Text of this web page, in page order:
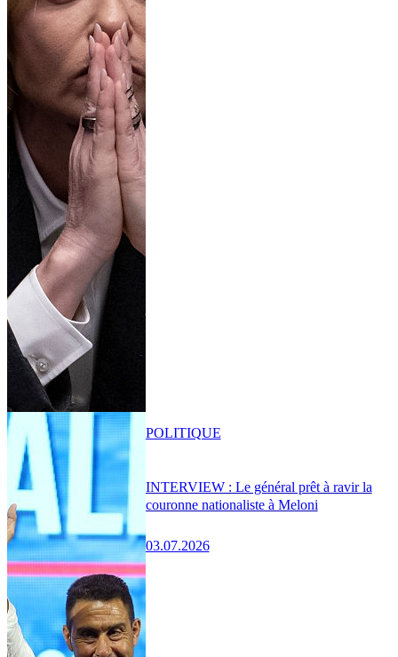
INTERVIEW : Le général prêt à ravir la
couronne nationaliste à Meloni
03.07.2026
POLITIQUE